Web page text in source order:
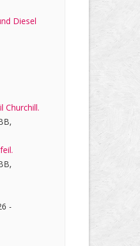
Diesel
Churchill.
-